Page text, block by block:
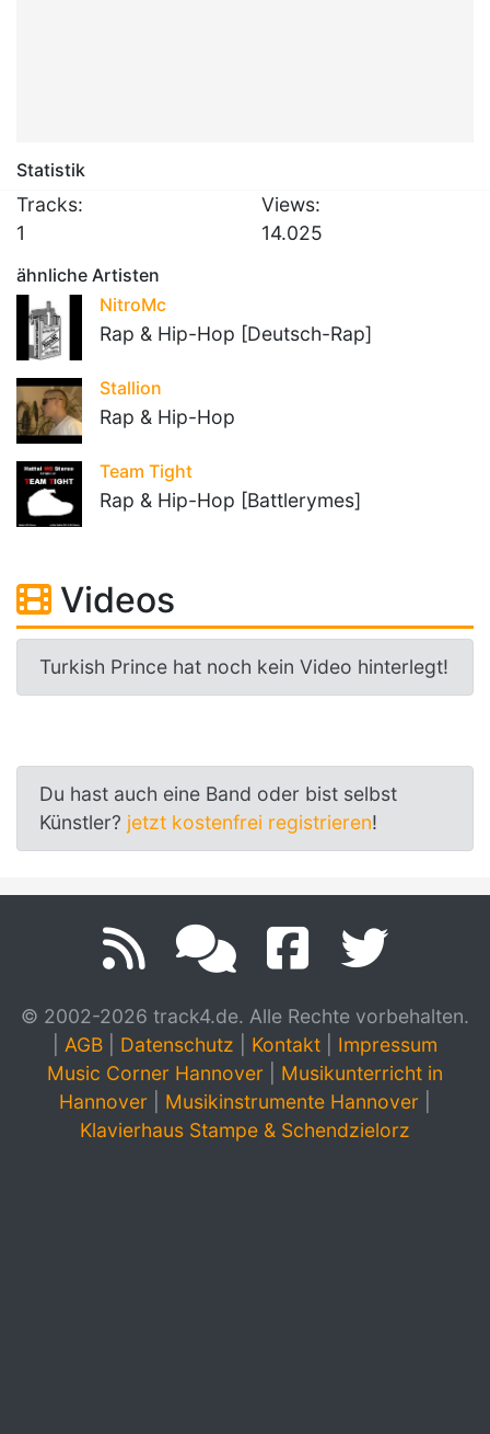
Statistik
Tracks:
1
Views:
14.025
ähnliche Artisten
NitroMc
Rap & Hip-Hop [Deutsch-Rap]
Stallion
Rap & Hip-Hop
Team Tight
Rap & Hip-Hop [Battlerymes]
Videos
Turkish Prince hat noch kein Video hinterlegt!
Du hast auch eine Band oder bist selbst
Künstler? jetzt kostenfrei registrieren!
© 2002-2026 track4.de. Alle Rechte vorbehalten.
AGB Datenschutz Kontakt
Impressum
Music Corner Hannover
Musikunterricht in
Hannover
Musikinstrumente Hannover
Klavierhaus Stampe & Schendzielorz